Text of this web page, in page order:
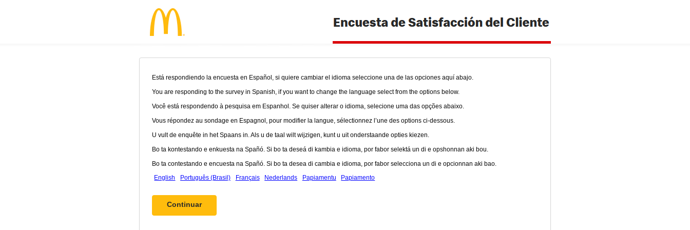
Está respondiendo la encuesta en Español, si quiere cambiar el idioma seleccione una de las opciones aquí abajo.
You are responding to the survey in Spanish, if you want to change the language select from the options below.
Você está respondendo à pesquisa em Espanhol. Se quiser alterar o idioma, selecione uma das opções abaixo.
Vous répondez au sondage en Espagnol, pour modifier la langue, sélectionnez l’une des options ci-dessous.
U vult de enquête in het Spaans in. Als u de taal wilt wijzigen, kunt u uit onderstaande opties kiezen.
Bo ta kontestando e enkuesta na Spañó. Si bo ta deseá di kambia e idioma, por fabor selektá un di e opshonnan aki bou.
Bo ta contestando e encuesta na Spañó. Si bo ta desea di cambia e idioma, por fabor selecciona un di e opcionnan aki bao.
English
Português (Brasil) Français Nederlands Papiamentu Papiamento